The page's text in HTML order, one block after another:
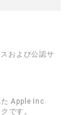
および公認サ
Apple Inc.
です。